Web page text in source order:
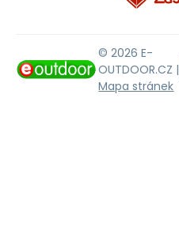
© 2026 E-
OUTDOOR.CZ |
Mapa stránek